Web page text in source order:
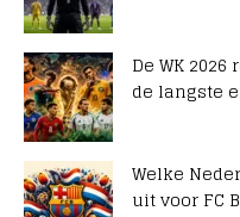
De WK
de langste
Welke
uit voor FC